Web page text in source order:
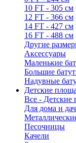
10 FT - 305 см
12 FT - 366 см
14 FT - 427 см
16 FT - 488 см
Другие
Аксессуары
Маленькие
Большие
Надувные
Детские
Все - Детские
Для дома и
Песочницы
Качели